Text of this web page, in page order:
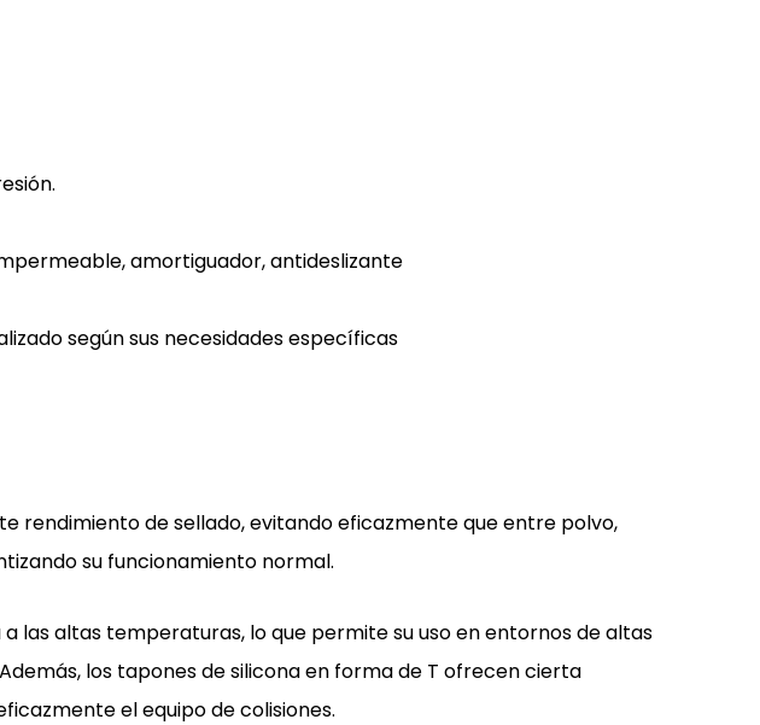
amortiguador, antideslizante
según sus necesidades específicas
rendimiento de sellado, evitando eficazmente que entre polvo,
su funcionamiento normal.
las altas temperaturas, lo que permite su uso en entornos de altas
los tapones de silicona en forma de T ofrecen cierta
el equipo de colisiones.